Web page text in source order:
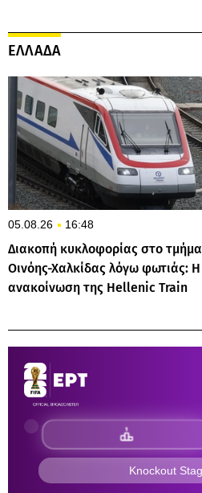
ΕΛΛΑΔΑ
05.08.26 16:48
Διακοπή κυκλοφορίας στο τμήμα
Οινόης-Χαλκίδας λόγω φωτιάς: Η
ανακοίνωση της Hellenic Train